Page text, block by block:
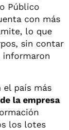
Público
con más
lo que
sin contar
informaron
el país más
la empresa
los lotes